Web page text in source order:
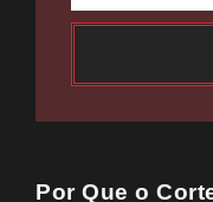
Por Que o